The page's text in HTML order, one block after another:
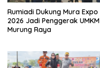
Rumiadi Dukung Mura Expo
2026 Jadi Penggerak UMKM
Murung Raya